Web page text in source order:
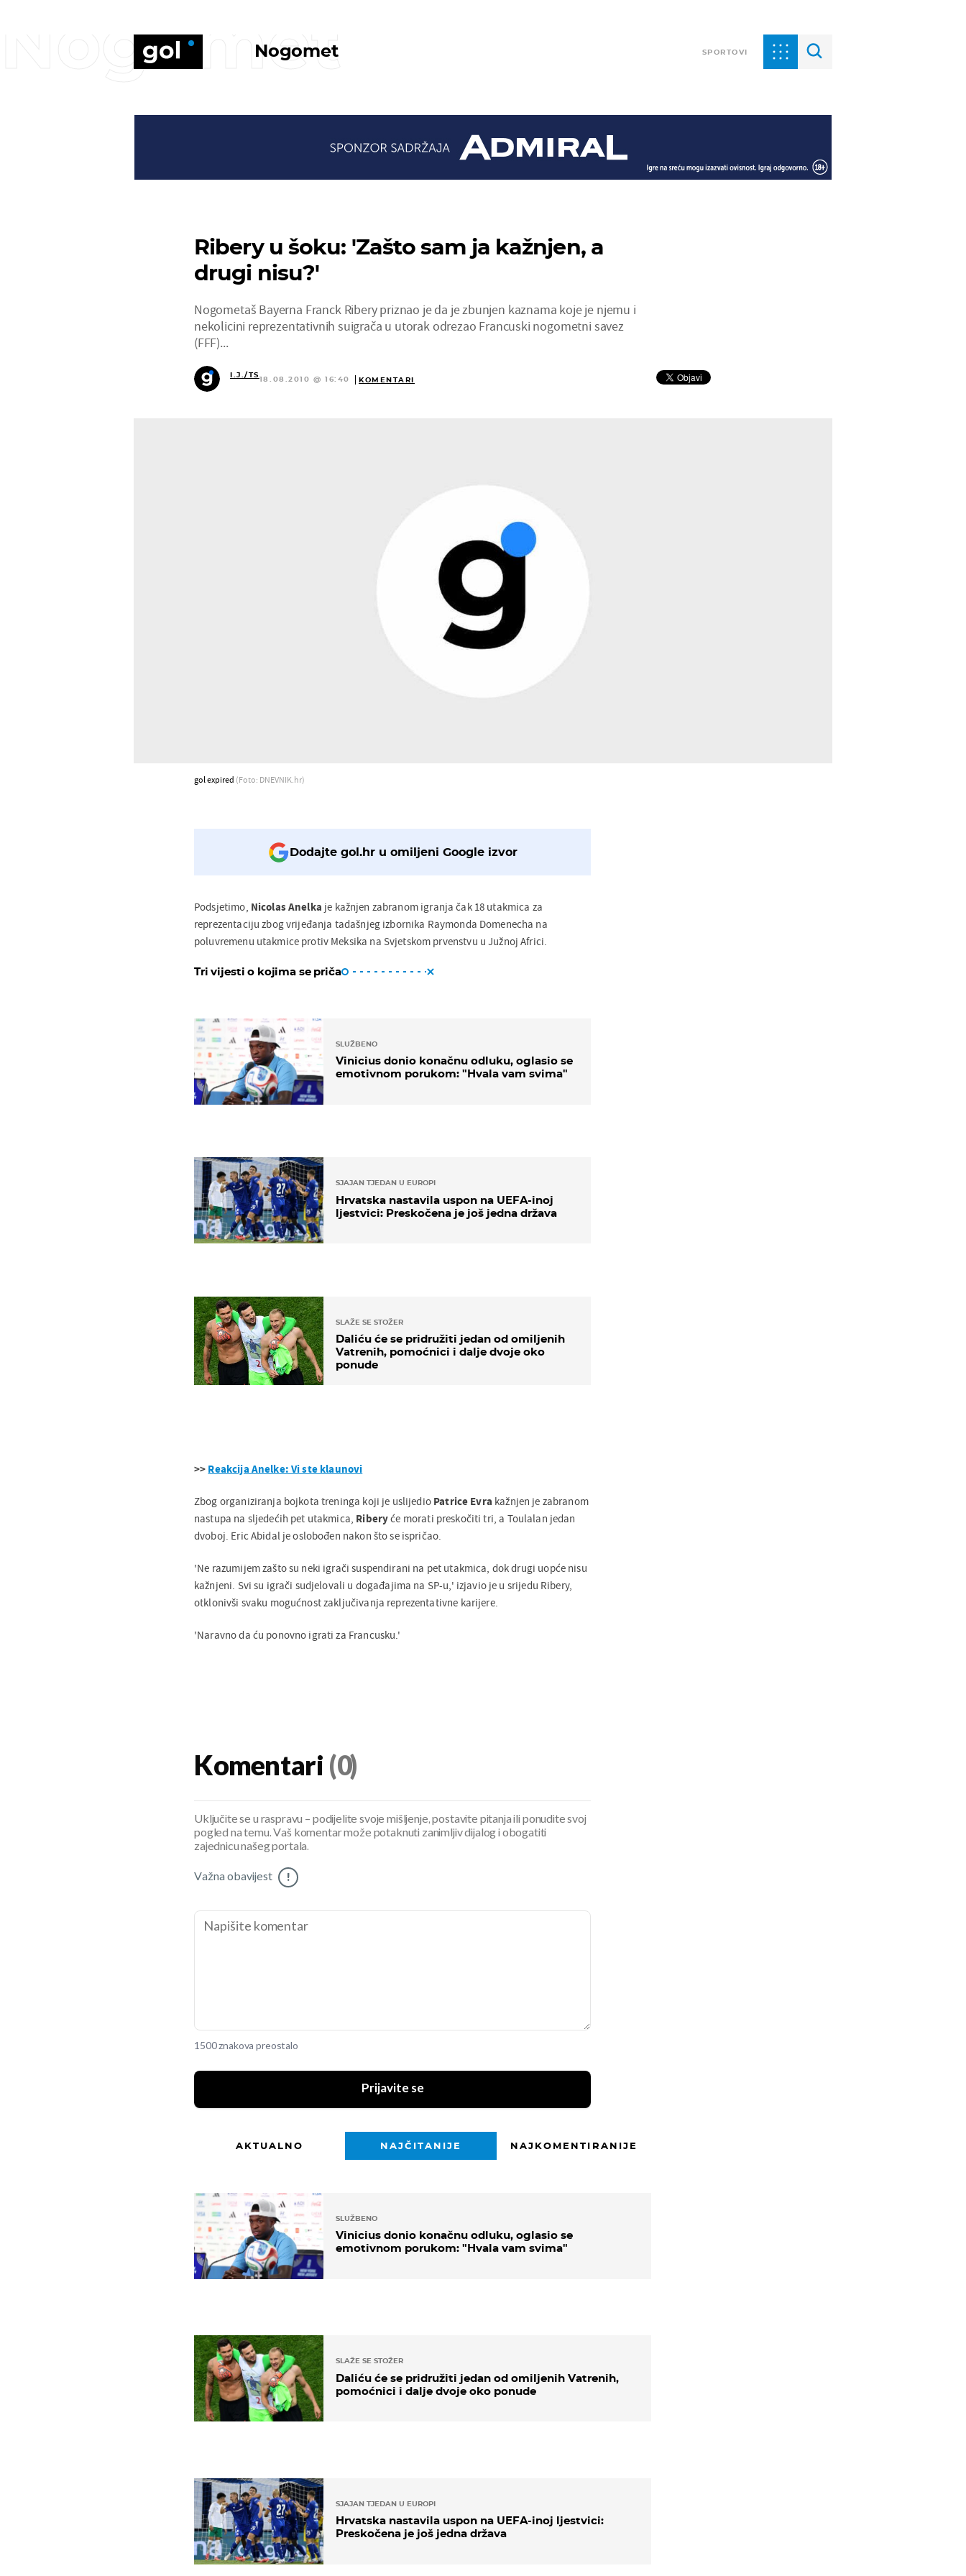
Nogomet SPORTOVI
Nogomet
Ribery u šoku: 'Zašto sam ja kažnjen, a
drugi nisu?'
Nogometaš Bayerna Franck Ribery priznao je da je zbunjen kaznama koje je njemu i
nekolicini reprezentativnih suigrača u utorak odrezao Francuski nogometni savez
(FFF)...
I.J./TS
18.08.2010 @ 16:40 KOMENTARI
gol expired (Foto: DNEVNIK.hr)
Dodajte gol.hr u omiljeni Google izvor
Podsjetimo, Nicolas Anelka je kažnjen zabranom igranja čak 18 utakmica za
reprezentaciju zbog vrijeđanja tadašnjeg izbornika Raymonda Domenecha na
poluvremenu utakmice protiv Meksika na Svjetskom prvenstvu u Južnoj Africi.
Tri vijesti o kojima se priča
SLUŽBENO
Vinicius donio konačnu odluku, oglasio se
emotivnom porukom: "Hvala vam svima"
SJAJAN TJEDAN U EUROPI
Hrvatska nastavila uspon na UEFA-inoj
ljestvici: Preskočena je još jedna država
SLAŽE SE STOŽER
Daliću će se pridružiti jedan od omiljenih
Vatrenih, pomoćnici i dalje dvoje oko
ponude
>> Reakcija Anelke: Vi ste klaunovi
Zbog organiziranja bojkota treninga koji je uslijedio Patrice Evra kažnjen je zabranom
nastupa na sljedećih pet utakmica, Riberyće morati preskočiti tri, a Toulalan jedan
dvoboj. Eric Abidal je oslobođen nakon što se ispričao.
'Ne razumijem zašto su neki igrači suspendirani na pet utakmica, dok drugi uopće nisu
kažnjeni. Svi su igrači sudjelovali u događajima na SP-u,' izjavio je u srijedu Ribery,
otklonivši svaku mogućnost zaključivanja reprezentativne karijere.
'Naravno da ću ponovno igrati za Francusku.'
Komentari (0)
Uključite se u raspravu – podijelite svoje mišljenje, postavite pitanja ili ponudite svoj
pogled na temu. Vaš komentar može potaknuti zanimljiv dijalog i obogatiti
zajednicu našeg portala.
Važna obavijest !
1500 znakova preostalo
Prijavite se
AKTUALNO NAJČITANIJE NAJKOMENTIRANIJE
SLUŽBENO
Vinicius donio konačnu odluku, oglasio se
emotivnom porukom: "Hvala vam svima"
SLAŽE SE STOŽER
Daliću će se pridružiti jedan od omiljenih Vatrenih,
pomoćnici i dalje dvoje oko ponude
SJAJAN TJEDAN U EUROPI
Hrvatska nastavila uspon na UEFA-inoj ljestvici:
Preskočena je još jedna država